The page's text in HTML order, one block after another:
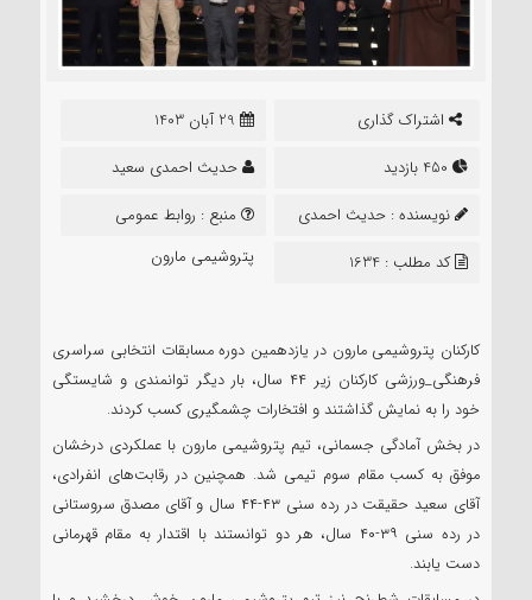
اشتراک گذاری
29 آبان 1403
حدیث احمدی سعید
نویسنده : حدیث احمدی
سعید
منبع : روابط عمومی
پتروشیمی مارون
کد مطلب : 1634
کارکنان پتروشیمی مارون در یازدهمین دوره مسابقات انتخابی سراسری
فرهنگی_ورزشی کارکنان زیر ۴۴ سال، بار دیگر توانمندی و شایستگی
خود را به نمایش گذاشتند و افتخارات چشمگیری کسب کردند.
در بخش آمادگی جسمانی، تیم پتروشیمی مارون با عملکردی درخشان
موفق به کسب مقام سوم تیمی شد. همچنین در رقابت‌های انفرادی،
آقای سعید حقیقت در رده سنی ۴۳-۴۴ سال و آقای مصدق سروستانی
در رده سنی ۳۹-۴۰ سال، هر دو توانستند با اقتدار به مقام قهرمانی
دست یابند.